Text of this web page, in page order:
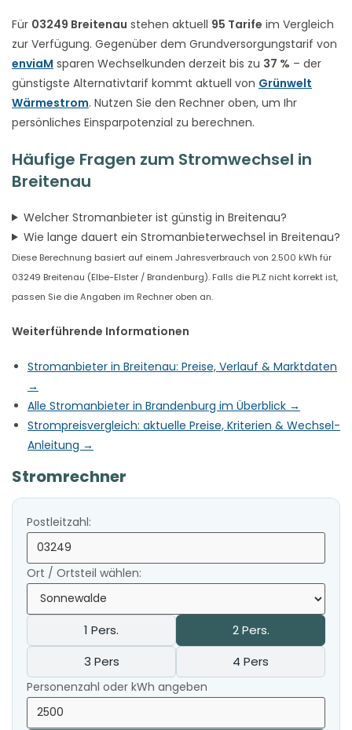
Für 03249 Breitenau stehen aktuell 95 Tarife im Vergleich
zur Verfügung. Gegenüber dem Grundversorgungstarif von
enviaM sparen Wechselkunden derzeit bis zu 37 % – der
günstigste Alternativtarif kommt aktuell von Grünwelt
Wärmestrom. Nutzen Sie den Rechner oben, um Ihr
persönliches Einsparpotenzial zu berechnen.
Häufige Fragen zum Stromwechsel in
Breitenau
Welcher Stromanbieter ist günstig in Breitenau?
Wie lange dauert ein Stromanbieterwechsel in Breitenau?
Diese Berechnung basiert auf einem Jahresverbrauch von 2.500 kWh für
03249 Breitenau (Elbe-Elster / Brandenburg). Falls die PLZ nicht korrekt ist,
passen Sie die Angaben im Rechner oben an.
Weiterführende Informationen
Stromanbieter in Breitenau: Preise, Verlauf & Marktdaten
→
Alle Stromanbieter in Brandenburg im Überblick →
Strompreisvergleich: aktuelle Preise, Kriterien & Wechsel-
Anleitung →
Stromrechner
Postleitzahl:
Ort / Ortsteil wählen:
1 Pers.
2 Pers.
3 Pers
4 Pers
Personenzahl oder kWh angeben